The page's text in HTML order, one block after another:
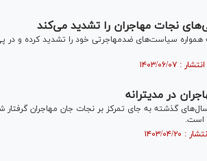
نجات مهاجران را تشدید می‌کند
همواره سیاست‌های ضدمهاجرتی خود را تشدید کرده و
در مدیترانه
گذشته به جای تمرکز بر نجات جان مهاجران گرفتار
است.